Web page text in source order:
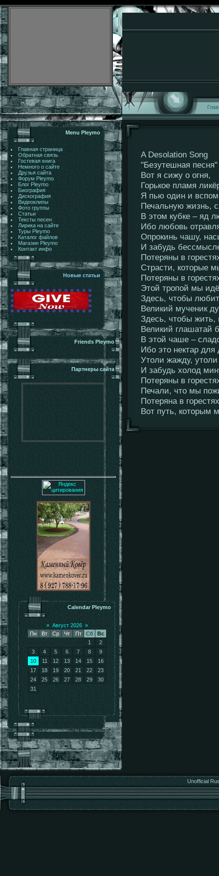
Menu Pleymo
Главная страница
Обратная связь
Гостевая книга
Немного о сайте
Друзья сайта
Форум Pleymo
Блог Pleymo
Биография
Дискография
Видеоклипы
Фото группы
Статьи
Тексты песен
Лирика на сайте
Туры Pleymo
Каталог файлов
Магазин Pleymo
Контакт инфо
Новые статьи
Friends Pleymo
Партнеры сайта
Calendar Pleymo
« Август 2026 »
Пн
Вт Ср Чт Пт Сб
Вс
1
2
3
4 5 6 7 8
9
10
11 12 13 14 15
16
17
18 19 20 21 22
23
24
25 26 27 28 29
30
31
A Desolation Song
"Безутешная песня"
Вот я сижу о огня,
Горькое пламя
Я пью один и
Печальную жизнь,
В этом кубке – яд
Ибо любовь
Опрокинь чашу,
И забудь
Потеряны в
Страсти, которые
Потеряны в
Этой тропой мы
Здесь, чтобы
Великий мученик
Здесь, чтобы жить,
Великий глашатай
В этой чаше –
Ибо это нектар
Утоли жажду, утоли
И забудь холод
Потеряны в
Печали, что мы
Потеряна в
Вот путь, которым
Unofficial